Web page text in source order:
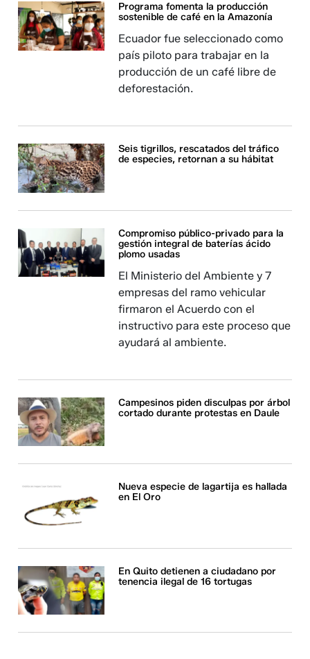
Programa fomenta la producción
sostenible de café en la Amazonía
Ecuador fue seleccionado como
país piloto para trabajar en la
producción de un café libre de
deforestación.
Seis tigrillos, rescatados del tráfico
de especies, retornan a su hábitat
Compromiso público-privado para la
gestión integral de baterías ácido
plomo usadas
El Ministerio del Ambiente y 7
empresas del ramo vehicular
firmaron el Acuerdo con el
instructivo para este proceso que
ayudará al ambiente.
Campesinos piden disculpas por árbol
cortado durante protestas en Daule
Nueva especie de lagartija es hallada
en El Oro
En Quito detienen a ciudadano por
tenencia ilegal de 16 tortugas